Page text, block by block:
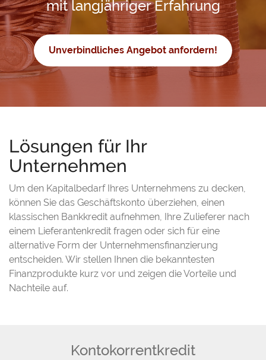
mit langjähriger Erfahrung
Unverbindliches Angebot anfordern!
Lösungen für Ihr
Unternehmen
Um den Kapitalbedarf Ihres Unternehmens zu decken,
können Sie das Geschäftskonto überziehen, einen
klassischen Bankkredit aufnehmen, Ihre Zulieferer nach
einem Lieferantenkredit fragen oder sich für eine
alternative Form der Unternehmensfinanzierung
entscheiden. Wir stellen Ihnen die bekanntesten
Finanzprodukte kurz vor und zeigen die Vorteile und
Nachteile auf.
Kontokorrentkredit